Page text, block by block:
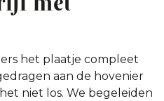
het plaatje compleet
aan de hovenier
niet los. We begeleiden